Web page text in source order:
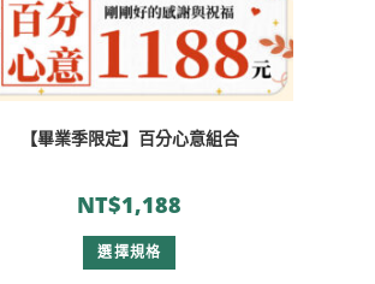
【畢業季限定】百分心意組合
NT$1,188
選擇規格